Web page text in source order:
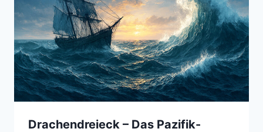
Drachendreieck – Das Pazifik-